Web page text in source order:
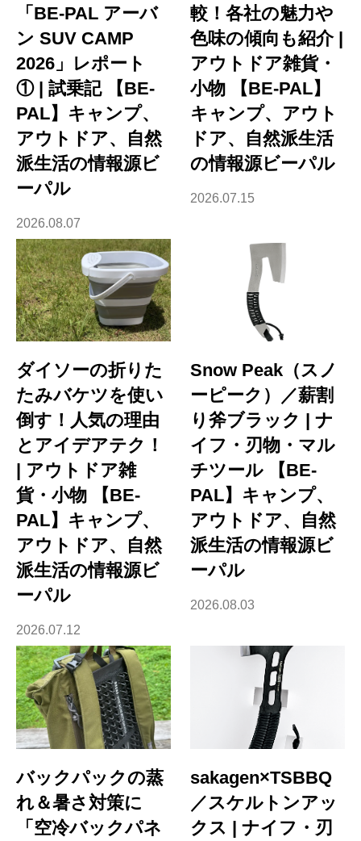
「BE-PAL アーバ
ン SUV CAMP
2026」レポート
① | 試乗記 【BE-
PAL】キャンプ、
アウトドア、自然
派生活の情報源ビ
ーパル
2026.08.07
較！各社の魅力や
色味の傾向も紹介 |
アウトドア雑貨・
小物 【BE-PAL】
キャンプ、アウト
ドア、自然派生活
の情報源ビーパル
2026.07.15
ダイソーの折りた
たみバケツを使い
倒す！人気の理由
とアイデアテク！
| アウトドア雑
貨・小物 【BE-
PAL】キャンプ、
アウトドア、自然
派生活の情報源ビ
ーパル
2026.07.12
Snow Peak（スノ
ーピーク）／薪割
り斧ブラック | ナ
イフ・刃物・マル
チツール 【BE-
PAL】キャンプ、
アウトドア、自然
派生活の情報源ビ
ーパル
2026.08.03
バックパックの蒸
れ＆暑さ対策に
「空冷バックパネ
sakagen×TSBBQ
／スケルトンアッ
クス | ナイフ・刃